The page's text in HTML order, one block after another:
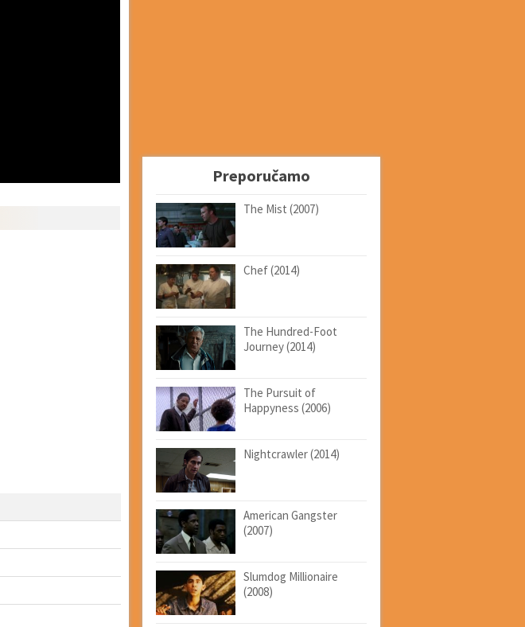
Preporučamo
The Mist (2007)
Chef (2014)
The Hundred-Foot
Journey (2014)
The Pursuit of
Happyness (2006)
Nightcrawler (2014)
American Gangster
(2007)
Slumdog Millionaire
(2008)